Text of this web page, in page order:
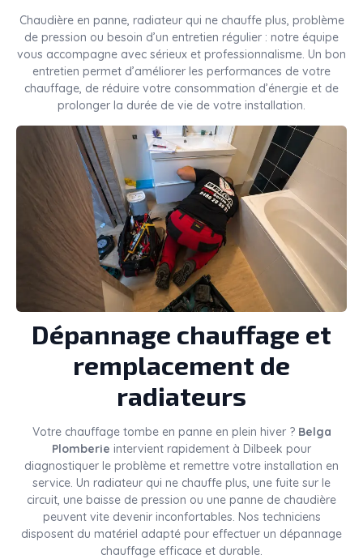
Chaudière en panne, radiateur qui ne chauffe plus, problème
de pression ou besoin d’un entretien régulier : notre équipe
vous accompagne avec sérieux et professionnalisme. Un bon
entretien permet d’améliorer les performances de votre
chauffage, de réduire votre consommation d’énergie et de
prolonger la durée de vie de votre installation.
Dépannage chauffage et
remplacement de
radiateurs
Votre chauffage tombe en panne en plein hiver ? Belga
Plomberie intervient rapidement à Dilbeek pour
diagnostiquer le problème et remettre votre installation en
service. Un radiateur qui ne chauffe plus, une fuite sur le
circuit, une baisse de pression ou une panne de chaudière
peuvent vite devenir inconfortables. Nos techniciens
disposent du matériel adapté pour effectuer un dépannage
chauffage efficace et durable.